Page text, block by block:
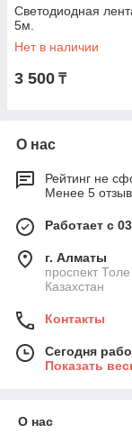
Светодиодная
5м.
Нет в наличии
3 500 ₸
О нас
Рейтинг не
Менее 5
Работает с
г. Алматы
проспект
Казахстан
Контакты
Сегодня
Показать
О нас